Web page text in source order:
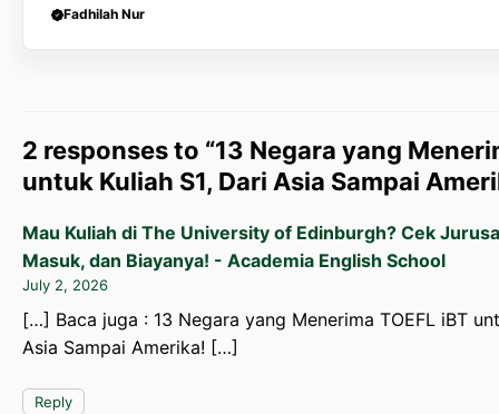
Fadhilah Nur
2 responses to “13 Negara yang
untuk Kuliah S1, Dari Asia Sampai
Mau Kuliah di The University of Edinburgh? Cek
Masuk, dan Biayanya! - Academia English School
July 2, 2026
[…] Baca juga : 13 Negara yang Menerima TOEFL iBT
Asia Sampai Amerika! […]
Reply